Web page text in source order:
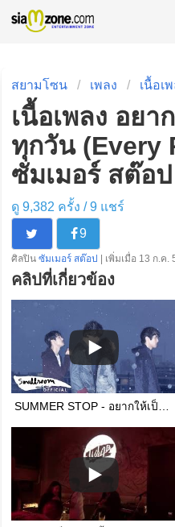
สยามโซน เพลง เนื้อเ
เนื้อเพลง อยา
ทุกวัน (Every
ซัมเมอร์ สต๊อป
ดู 9,382 ครั้ง /9แชร์
9
ศิลปิน ซัมเมอร์ สต๊อป | เพิ่มเมื่อ 13 ก.ค.
คลิปที่เกี่ยวข้อง
SUMMER STOP - อยากให้เป็นอย่างนี้ทุกวัน | EVERY RAINY DAY [Official MV with Lyrics]